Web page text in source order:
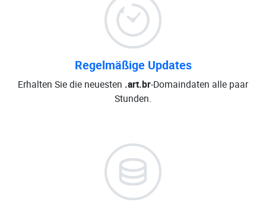
Regelmäßige Updates
Erhalten Sie die neuesten .art.br-Domaindaten alle paar
Stunden.